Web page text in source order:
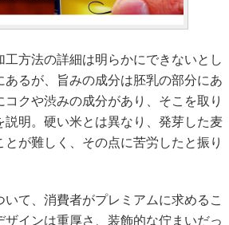
方法の詳細は明らかにできないとし
るが、旨みの成分は胚乳の部分にあ
クや渋みの成分があり、そこを取り
明。硬い米とは異なり、発芽した麦
が難しく、その点に苦労したと振り
て、消費者がプレミアムに求めるこ
インは重厚さ、装飾的な佇まいだっ